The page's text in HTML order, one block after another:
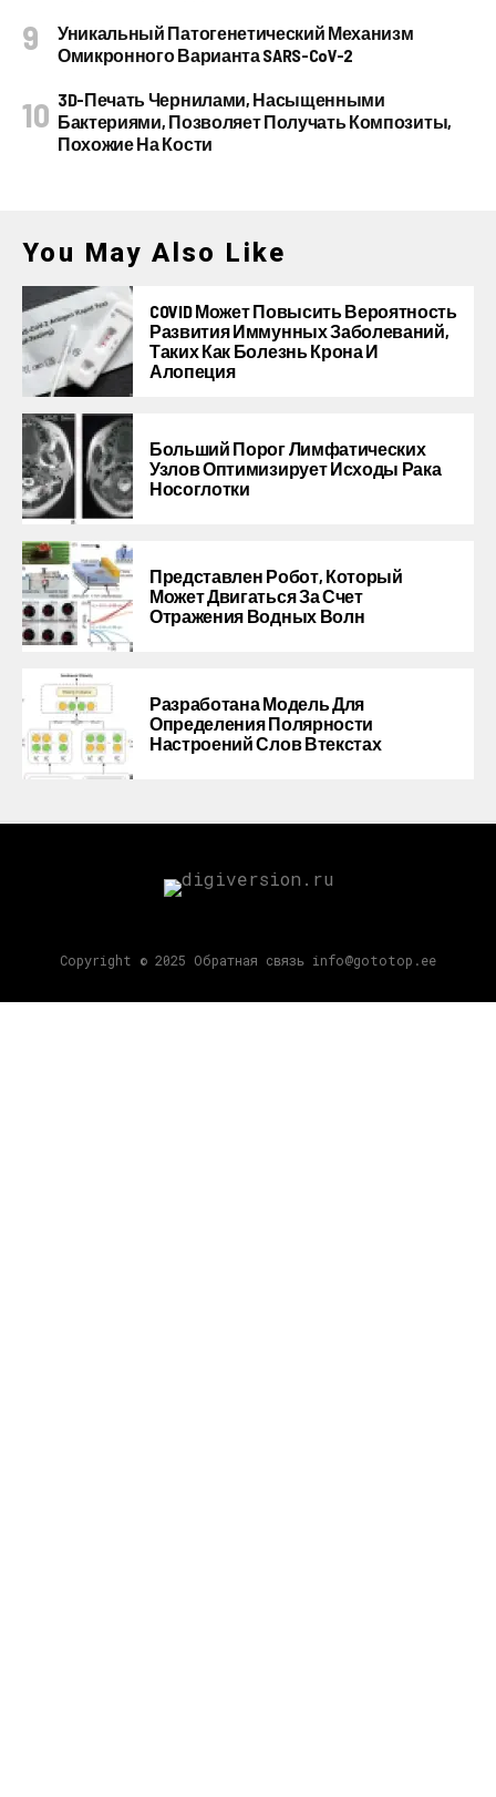
Уникальный Патогенетический Механизм
Омикронного Варианта SARS-CoV-2
3D-Печать Чернилами, Насыщенными
Бактериями, Позволяет Получать Композиты,
Похожие На Кости
You May Also Like
COVID Может Повысить Вероятность
Развития Иммунных Заболеваний,
Таких Как Болезнь Крона И
Алопеция
Больший Порог Лимфатических
Узлов Оптимизирует Исходы Рака
Носоглотки
Представлен Робот, Который
Может Двигаться За Счет
Отражения Водных Волн
Разработана Модель Для
Определения Полярности
Настроений Слов Втекстах
Copyright © 2025 Обратная связь info@gototop.ee